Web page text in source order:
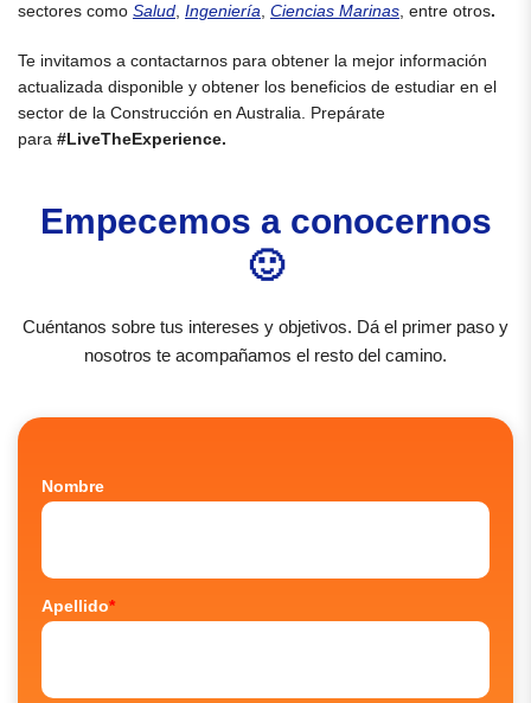
sectores como Salud Ingeniería Ciencias Marinas , entre otros.
Te invitamos a contactarnos para obtener la mejor información
actualizada disponible y obtener los beneficios de estudiar en el
sector de la Construcción en Australia. Prepárate
para #LiveTheExperience.
Empecemos a conocernos
🙂
Cuéntanos sobre tus intereses y objetivos. Dá el primer paso y
nosotros te acompañamos el resto del camino.
Nombre
Apellido*